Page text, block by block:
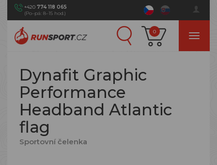
+420 774 118 065
(Po–pá: 8–15 hod.)
0
Dynafit Graphic
Performance
Headband Atlantic
flag
Sportovní čelenka